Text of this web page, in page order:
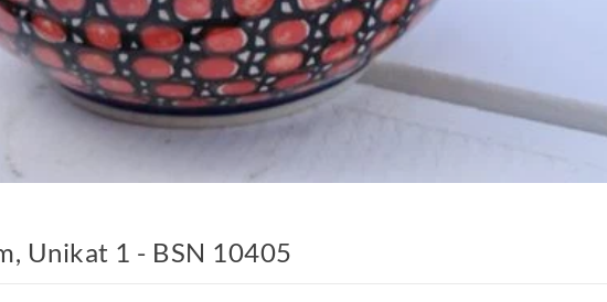
Unikat 1 - BSN 10405